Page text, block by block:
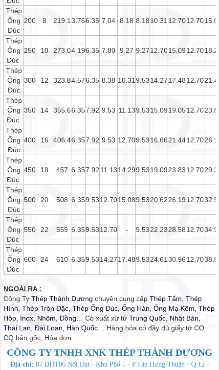
Thép
Ống
Đúc
200 8 219.1 3.766.35 7.04 8.18 8.1810.31 12.7012.70
Thép
Ống
Đúc
250 10 273.04.196.35 7.80 9.27 9.2712.7015.0912.70
Thép
Ống
Đúc
300 12 323.84.576.35 8.38 10.31 9.5314.2717.4812.70
Thép
Ống
Đúc
350 14 355.66.357.92 9.53 11.139.5315.0919.0512.70
Thép
Ống
Đúc
400 16 406.46.357.92 9.53 12.709.5316.6621.4412.70
Thép
Ống
Đúc
450 18 457 6.357.92 11.1314.299.5319.0923.8312.70
Thép
Ống
Đúc
500 20 508 6.359.5312.7015.089.5320.6226.1912.70
Thép
Ống
Đúc
550 22 559 6.359.5312.70 - 9.5322.2328.5812.70
Thép
Ống
Đúc
600 24 610 6.359.5314.2717.489.5324.61 30.9612.70
NGOÀI RA :
Công TyThép Thành Dương chuyên cung cấpThép Tấm, Thép
Hình, Thép Tròn Đặc, Thép Ống Đúc, Ống Hàn, Ống Mạ Kẽm, Thép
Hộp, Inox, Nhôm, Đồng … Có xuất xứ từTrung Quốc, Nhật Bản,
Thái Lan, Đài Loan, Hàn Quốc … Hàng hóa có đầy đủ giấy tờ CO
CQ bản gốc, Hóa đơn.
CÔNG TY TNHH XNK THÉP THÀNH DƯƠNG
Địa chỉ: 87 ĐHT06 Nối Dài - Khu Phố 5 - P.Tân Hưng Thuận - Q.12 -